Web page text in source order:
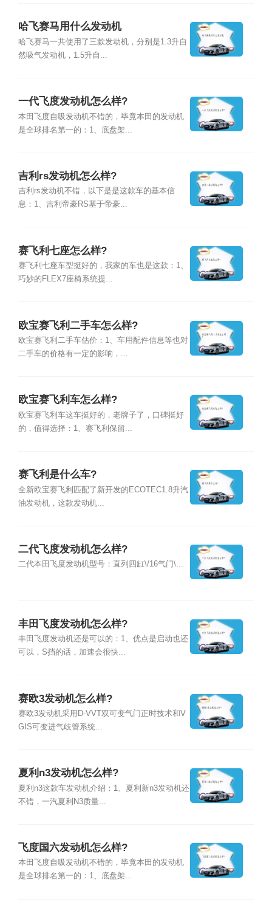
哈飞赛马用什么发动机
哈飞赛马一共使用了三款发动机，分别是1.3升自
然吸气发动机，1.5升自...
一代飞度发动机怎么样?
本田飞度自吸发动机不错的，毕竟本田的发动机
是全球排名第一的：1、底盘架...
吉利rs发动机怎么样?
吉利rs发动机不错，以下是是这款车的基本信
息：1、吉利帝豪RS基于帝豪...
赛飞利七座怎么样?
赛飞利七座车型挺好的，我家的车也是这款：1、
巧妙的FLEX7座椅系统提...
欧宝赛飞利二手车怎么样?
欧宝赛飞利二手车估价：1、车用配件信息等也对
二手车的价格有一定的影响，...
欧宝赛飞利车怎么样?
欧宝赛飞利车这车挺好的，老牌子了，口碑挺好
的，值得选择：1、赛飞利保留...
赛飞利是什么车?
全新欧宝赛飞利匹配了新开发的ECOTEC1.8升汽
油发动机，这款发动机...
二代飞度发动机怎么样?
二代本田飞度发动机型号：直列四缸\/16气门\...
丰田飞度发动机怎么样?
丰田飞度发动机还是可以的：1、优点是启动也还
可以，S挡的话，加速会很快...
赛欧3发动机怎么样?
赛欧3发动机采用D-VVT双可变气门正时技术和V
GIS可变进气歧管系统...
夏利n3发动机怎么样?
夏利n3这款车发动机介绍：1、夏利新n3发动机还
不错，一汽夏利N3质量...
飞度国六发动机怎么样?
本田飞度自吸发动机不错的，毕竟本田的发动机
是全球排名第一的：1、底盘架...